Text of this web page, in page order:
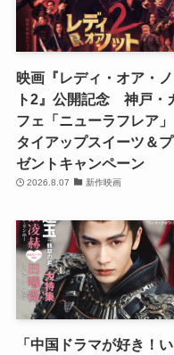
映画『レディ・オア・
ト2』公開記念 神戸・
フェ「ニューラフレア
タイアップスイーツ＆
ゼントキャンペーン
2026.8.07 新作映画
「中国ドラマが好き！い